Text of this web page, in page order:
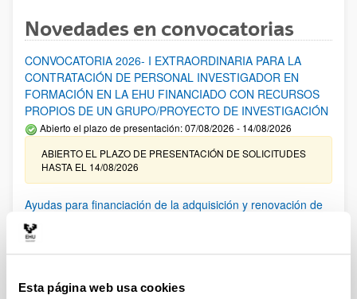
Esta página web usa cookies
Novedades en convocatorias
CONVOCATORIA 2026- I EXTRAORDINARIA PARA LA
CONTRATACIÓN DE PERSONAL INVESTIGADOR EN
FORMACIÓN EN LA EHU FINANCIADO CON RECURSOS
PROPIOS DE UN GRUPO/PROYECTO DE INVESTIGACIÓN
Abierto el plazo de presentación: 07/08/2026 - 14/08/2026
ABIERTO EL PLAZO DE PRESENTACIÓN DE SOLICITUDES
HASTA EL 14/08/2026
Ayudas para financiación de la adquisición y renovación de
infraestructura científica y fondos bibliográficos en la
UPV/EHU 2026
Trámite abierto
25/03/2026: Corrección de errores del listado provisional de
solicitudes admitidas y excluidas. 23/03/2026: Relación